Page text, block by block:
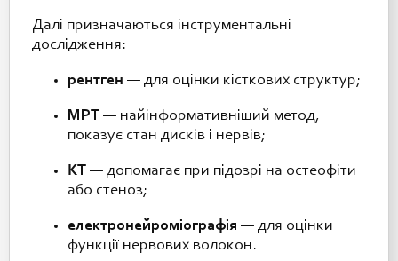
Далі призначаються інструментальні
дослідження:
рентген — для оцінки кісткових структур;
МРТ — найінформативніший метод,
показує стан дисків і нервів;
КТ — допомагає при підозрі на остеофіти
або стеноз;
електронейроміографія — для оцінки
функції нервових волокон.